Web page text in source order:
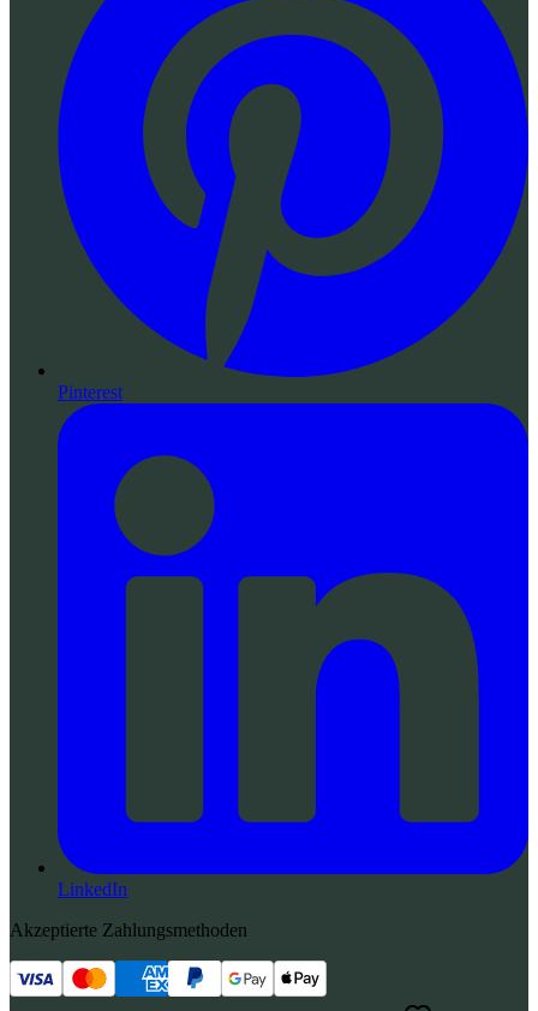
Pinterest
LinkedIn
Akzeptierte Zahlungsmethoden